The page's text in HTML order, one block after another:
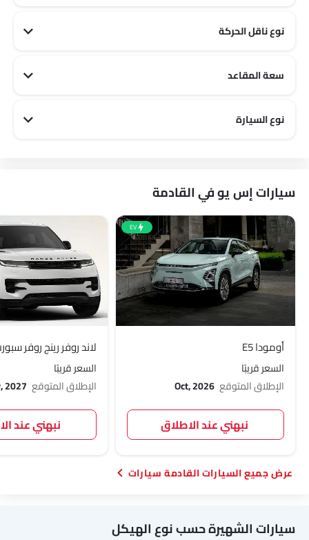
نوع ناقل الحركة
سعة المقاعد
نوع السيارة
سيارات إس يو في القادمة
EV
أومودا E5
السعر قريبًا
الإطلاق المتوقع Oct, 2026
نبهني عند الاطلاق
لاند روفر رينج روفر سبورت
السعر قريبًا
الإطلاق المتوقع 2027
نبهني عند
السيارات القادمة سيارات
سيارات الشهيرة حسب نوع الهيكل